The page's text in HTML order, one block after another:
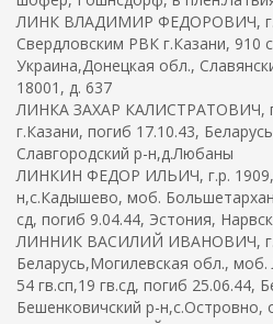
ЛИНК ВЛАДИМИР ФЕДОРОВИЧ,
Свердловским РВК г.Казани, 910
Украина,Донецкая обл.,
18001, д. 637
ЛИНКА ЗАХАР КАЛИСТРАТОВИЧ,
г.Казани, погиб 17.10.43,
Славгородский р-н,д.Любаны
ЛИНКИН ФЕДОР ИЛЬИЧ, г.р.
н,с.Кадышево, моб.
сд, погиб 9.04.44, Эстония,
ЛИННИК ВАСИЛИЙ ИВАНОВИЧ,
Беларусь,Могилевская обл.,
54 гв.сп,19 гв.сд, погиб 25.06.44,
Бешенковичский р-н,с.Островно,